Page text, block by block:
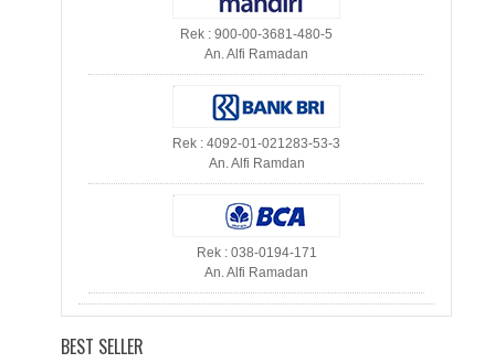
Rek : 900-00-3681-480-5
An. Alfi Ramadan
Rek : 4092-01-021283-53-3
An. Alfi Ramdan
Rek : 038-0194-171
An. Alfi Ramadan
BEST SELLER